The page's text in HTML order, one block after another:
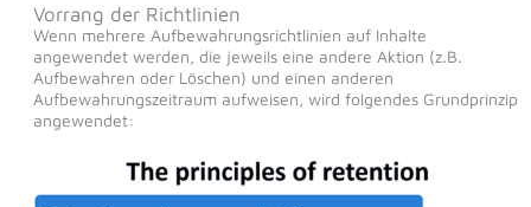
Vorrang der Richtlinien
Wenn mehrere Aufbewahrungsrichtlinien auf Inhalte
angewendet werden, die jeweils eine andere Aktion (z.B.
Aufbewahren oder Löschen) und einen anderen
Aufbewahrungszeitraum aufweisen, wird folgendes Grundprinzip
angewendet: